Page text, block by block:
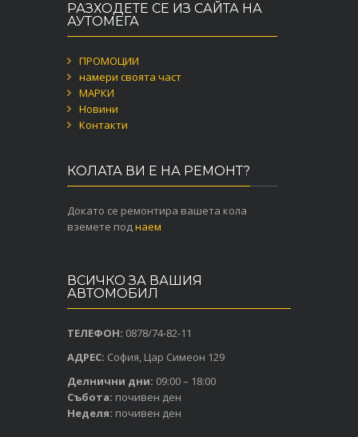
РАЗХОДЕТЕ СЕ ИЗ САЙТА НА
АУТОМЕГА
ПРОМОЦИИ
намери своята част
МАРКИ
Новини
Контакти
КОЛАТА ВИ Е НА РЕМОНТ?
Докато се ремонтира вашета кола
вземете поднаем
ВСИЧКО ЗА ВАШИЯ
АВТОМОБИЛ
ТЕЛЕФОН: 0878/74-82-11
АДРЕС: София, Цар Симеон 129
Делнични дни: 09:00 – 18:00
Събота: почивен ден
Неделя: почивен ден